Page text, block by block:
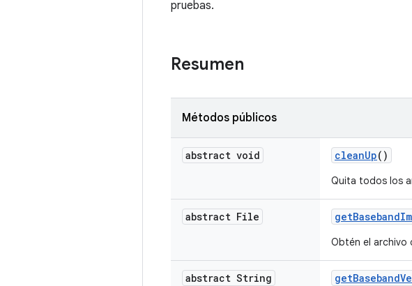
pruebas.
Resumen
Métodos públicos
abstract void cleanUp()
Quita todos los
abstract File getBaseband
Obtén el archivo
abstract String getBaseband